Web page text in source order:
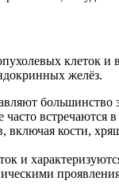
клеток и
желёз.
встречаются
включая кости,
и